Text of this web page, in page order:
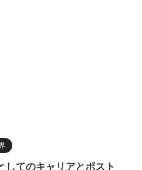
してのキャリアとポスト